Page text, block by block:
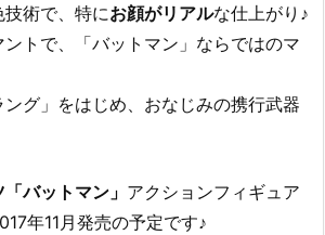
術で、特にお顔がリアルな仕上がり♪
トで、「バットマン」ならではのマ
ング」をはじめ、おなじみの携行武器
バットマン」 アクションフィギュア
年11月発売の予定です♪